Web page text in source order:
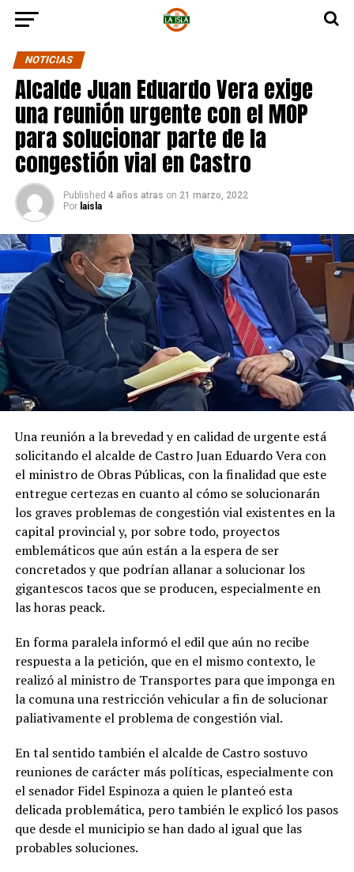
NOTICIAS
Alcalde Juan Eduardo Vera exige
una reunión urgente con el MOP
para solucionar parte de la
congestión vial en Castro
Published 4 años atras on 21 marzo, 2022
Por laisla
Una reunión a la brevedad y en calidad de urgente está
solicitando el alcalde de Castro Juan Eduardo Vera con
el ministro de Obras Públicas, con la finalidad que este
entregue certezas en cuanto al cómo se solucionarán
los graves problemas de congestión vial existentes en la
capital provincial y, por sobre todo, proyectos
emblemáticos que aún están a la espera de ser
concretados y que podrían allanar a solucionar los
gigantescos tacos que se producen, especialmente en
las horas peack.
En forma paralela informó el edil que aún no recibe
respuesta a la petición, que en el mismo contexto, le
realizó al ministro de Transportes para que imponga en
la comuna una restricción vehicular a fin de solucionar
paliativamente el problema de congestión vial.
En tal sentido también el alcalde de Castro sostuvo
reuniones de carácter más políticas, especialmente con
el senador Fidel Espinoza a quien le planteó esta
delicada problemática, pero también le explicó los pasos
que desde el municipio se han dado al igual que las
probables soluciones.